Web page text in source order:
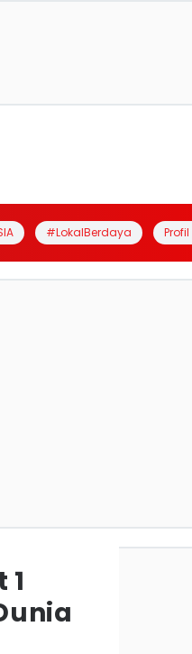
#LokalBerdaya